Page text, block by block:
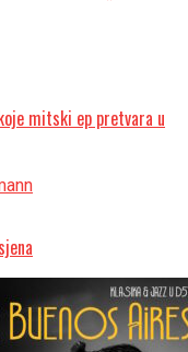
mitski ep pretvara u